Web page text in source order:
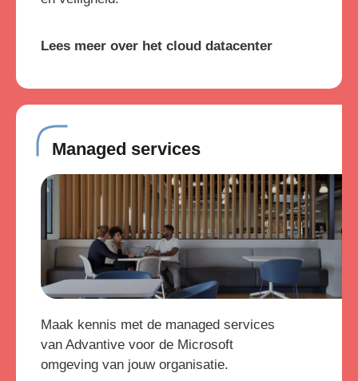
Lees meer over het cloud datacenter
Managed services
Maak kennis met de managed services
van Advantive voor de Microsoft
omgeving van jouw organisatie.